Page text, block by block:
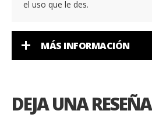
el uso que le des.
MÁS INFORMACIÓN
DEJA UNA RESEÑA